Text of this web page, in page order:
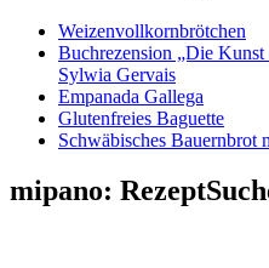
Weizenvollkornbrötchen
Buchrezension „Die
Sylwia Gervais
Empanada Gallega
Glutenfreies Baguette
Schwäbisches Bauernbrot
mipano: